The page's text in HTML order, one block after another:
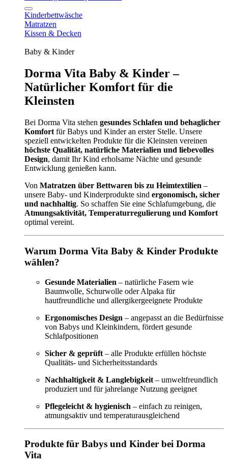
Kinderbettwäsche
Matratzen
Kissen & Decken
Baby & Kinder
Dorma Vita Baby & Kinder –
Natürlicher Komfort für die
Kleinsten
Bei Dorma Vita stehen gesundes Schlafen und behaglicher
Komfort für Babys und Kinder an erster Stelle. Unsere
speziell entwickelten Produkte für die Kleinsten vereinen
höchste Qualität, natürliche Materialien und liebevolles
Design, damit Ihr Kind erholsame Nächte und gesunde
Entwicklung genießen kann.
Von Matratzen über Bettwaren bis zu Heimtextilien –
unsere Baby- und Kinderprodukte sind ergonomisch, sicher
und nachhaltig. So schaffen Sie eine Schlafumgebung, die
Atmungsaktivität, Temperaturregulierung und Komfort
optimal vereint.
Warum Dorma Vita Baby & Kinder Produkte
wählen?
Gesunde Materialien – natürliche Fasern wie
Baumwolle, Schurwolle oder Alpaka für
hautfreundliche und allergikergeeignete Produkte
Ergonomisches Design – angepasst an die Bedürfnisse
von Babys und Kleinkindern, fördert gesunde
Schlafpositionen
Sicher & geprüft – alle Produkte erfüllen höchste
Qualitäts- und Sicherheitsstandards
Nachhaltigkeit & Langlebigkeit – umweltfreundlich
produziert und für jahrelange Nutzung geeignet
Pflegeleicht & hygienisch – einfach zu reinigen,
atmungsaktiv und temperaturausgleichend
Produkte für Babys und Kinder bei Dorma
Vita